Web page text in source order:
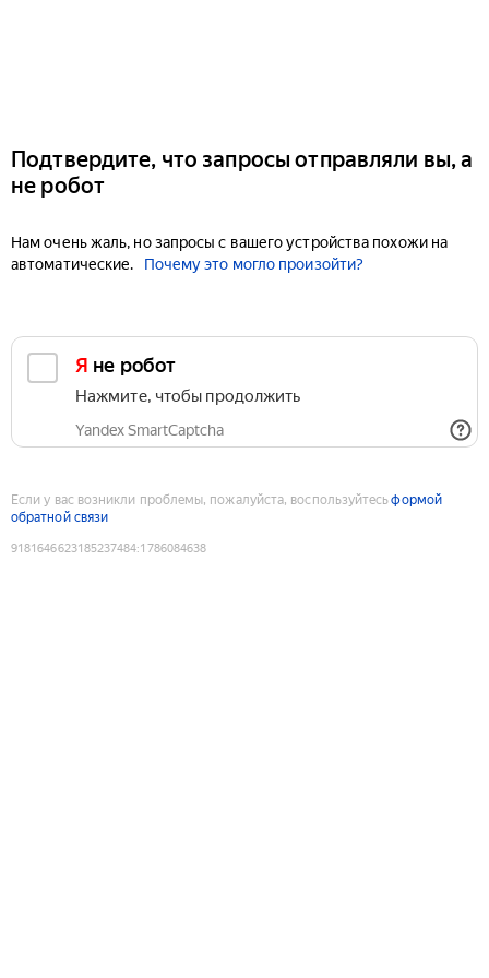
Подтвердите, что запросы отправляли вы, а
не робот
Нам очень жаль, но запросы с вашего устройства похожи на
автоматические.
Почему это могло произойти?
Я не робот
Нажмите, чтобы продолжить
Yandex SmartCaptcha
Если у вас возникли проблемы, пожалуйста, воспользуйтесьформой
обратной связи
9181646623185237484:1786084638